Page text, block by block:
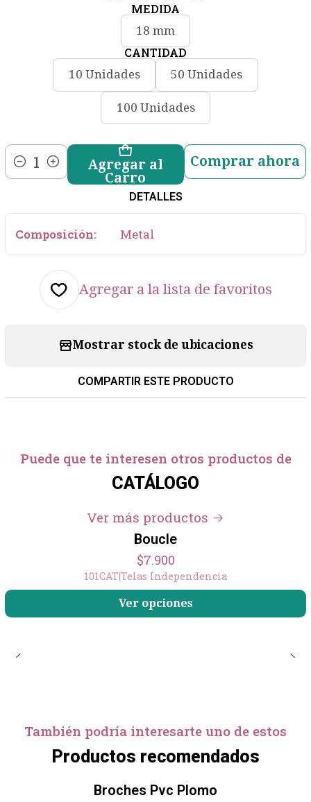
MEDIDA
18 mm
CANTIDAD
10 Unidades 50 Unidades
100 Unidades
Cantidad
Agregar al
Carro
Comprar ahora
DETALLES
Composición: Metal
Agregar a la lista de favoritos
Mostrar stock de ubicaciones
COMPARTIR ESTE PRODUCTO
Puede que te interesen otros productos de
CATÁLOGO
Ver más productos
Boucle
$7.900
101CAT|Telas Independencia
Ver opciones
También podría interesarte uno de estos
Productos recomendados
Broches Pvc Plomo